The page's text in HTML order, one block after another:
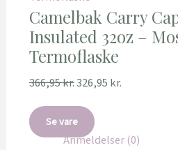
Camelbak Carry
Insulated 32oz –
Termoflaske
366,95kr.326,95 kr.
Se vare
Anmeldelser (0)